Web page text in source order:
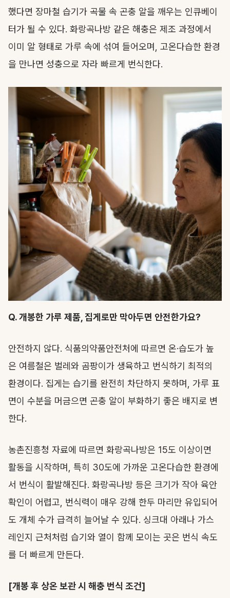
했다면 장마철 습기가 곡물 속 곤충 알을 깨우는 인큐베이
터가 될 수 있다. 화랑곡나방 같은 해충은 제조 과정에서
이미 알 형태로 가루 속에 섞여 들어오며, 고온다습한 환경
을 만나면 성충으로 자라 빠르게 번식한다.
Q. 개봉한 가루 제품, 집게로만 막아두면 안전한가요?
안전하지 않다. 식품의약품안전처에 따르면 온·습도가 높
은 여름철은 벌레와 곰팡이가 생육하고 번식하기 최적의
환경이다. 집게는 습기를 완전히 차단하지 못하며, 가루 표
면이 수분을 머금으면 곤충 알이 부화하기 좋은 배지로 변
한다.
농촌진흥청 자료에 따르면 화랑곡나방은 15도 이상이면
활동을 시작하며, 특히 30도에 가까운 고온다습한 환경에
서 번식이 활발해진다. 화랑곡나방 등은 크기가 작아 육안
확인이 어렵고, 번식력이 매우 강해 한두 마리만 유입되어
도 개체 수가 급격히 늘어날 수 있다. 싱크대 아래나 가스
레인지 근처처럼 습기와 열이 함께 모이는 곳은 번식 속도
를 더 빠르게 만든다.
[개봉 후 상온 보관 시 해충 번식 조건]